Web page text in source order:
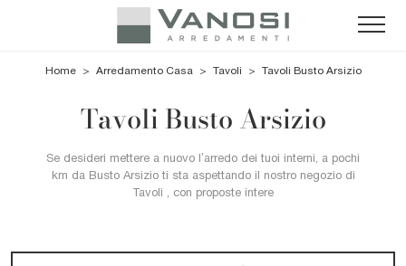
Home > Arredamento Casa > Tavoli > Tavoli Busto Arsizio
Tavoli Busto Arsizio
Se desideri mettere a nuovo l’arredo dei tuoi interni, a pochi
km da Busto Arsizio ti sta aspettando il nostro negozio di
Tavoli , con proposte intere